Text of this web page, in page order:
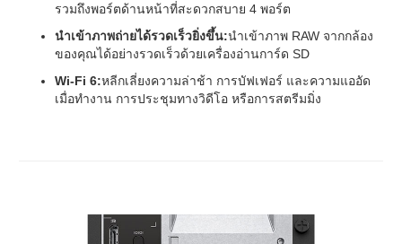
รวมถึงพอร์ตด้านหน้าที่สะดวกสบาย 4 พอร์ต
นำเข้าภาพถ่ายได้รวดเร็วยิ่งขึ้น:นำเข้าภาพ RAW จากกล้อง
ของคุณได้อย่างรวดเร็วด้วยเครื่องอ่านการ์ด SD
Wi-Fi 6:หลีกเลี่ยงความล่าช้า การบัฟเฟอร์ และความแออัด
เมื่อทำงาน การประชุมทางวิดีโอ หรือการสตรีมมิ่ง